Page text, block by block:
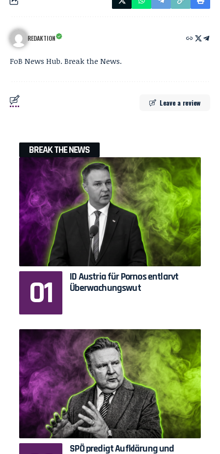
REDAKTION
FoB News Hub. Break the News.
Leave a review
BREAK THE NEWS
ID Austria für Pornos entlarvt
Überwachungswut
SPÖ predigt Aufklärung und